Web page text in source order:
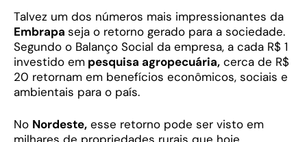
Talvez um dos números mais impressionantes da
Embrapa seja o retorno gerado para a sociedade.
Segundo o Balanço Social da empresa, a cada R$ 1
investido em pesquisa agropecuária, cerca de R$
20 retornam em benefícios econômicos, sociais e
ambientais para o país.
No Nordeste, esse retorno pode ser visto em